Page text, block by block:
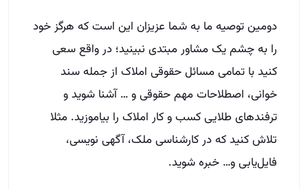
دومین توصیه ما به شما عزیزان این است که هرگز خود
را به چشم یک مشاور مبتدی نبینید؛ در واقع سعی
کنید با تمامی مسائل حقوقی املاک از جمله سند
خوانی، اصطلاحات مهم حقوقی و … آشنا شوید و
ترفند‌های طلایی کسب و کار املاک را بیاموزید. مثلا
تلاش کنید که در کارشناسی ملک، آگهی نویسی،
فایل‌یابی و… خبره شوید.